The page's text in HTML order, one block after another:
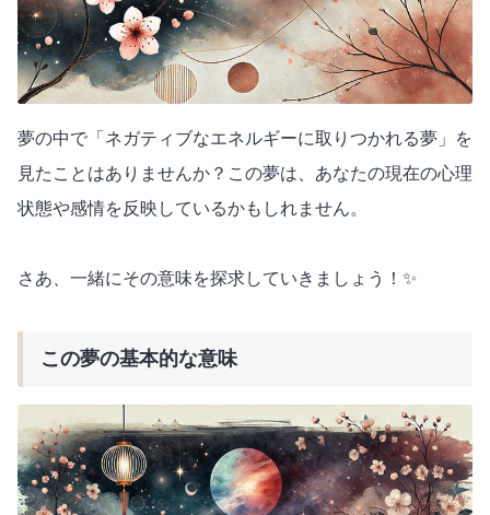
夢の中で「ネガティブなエネルギーに取りつかれる夢」を
見たことはありませんか？この夢は、あなたの現在の心理
状態や感情を反映しているかもしれません。
さあ、一緒にその意味を探求していきましょう！✨
この夢の基本的な意味